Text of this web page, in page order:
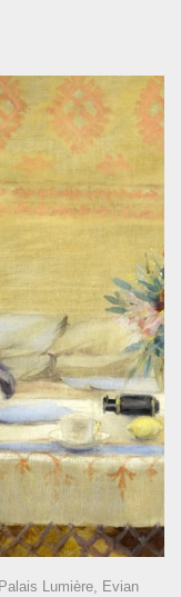
Lumière, Evian